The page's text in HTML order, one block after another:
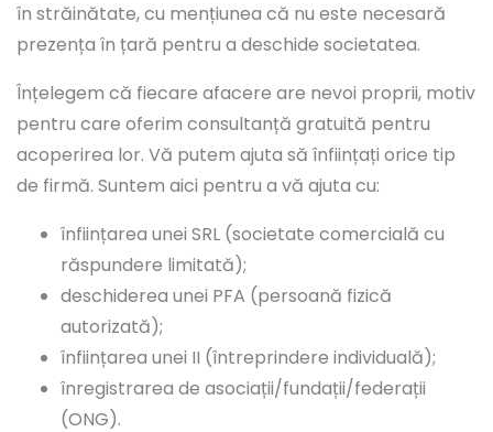
în străinătate, cu mențiunea că nu este necesară
prezența în țară pentru a deschide societatea.
Înțelegem că fiecare afacere are nevoi proprii, motiv
pentru care oferim consultanță gratuită pentru
acoperirea lor. Vă putem ajuta să înființați orice tip
de firmă. Suntem aici pentru a vă ajuta cu:
înființarea unei SRL (societate comercială cu
răspundere limitată);
deschiderea unei PFA (persoană fizică
autorizată);
înființarea unei II (întreprindere individuală);
înregistrarea de asociații/fundații/federații
(ONG).